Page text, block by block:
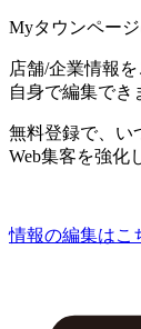
Myタウンペー
店舗/企業情報
自身で編集でき
無料登録で、い
Web集客を強化
情報の編集はこ